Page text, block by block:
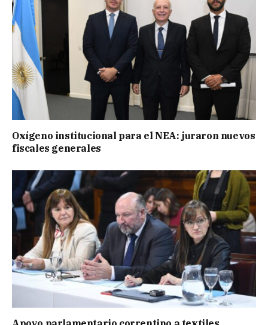
Oxígeno institucional para el NEA: juraron nuevos
fiscales generales